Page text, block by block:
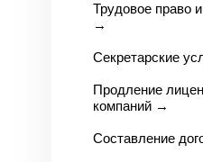
Трудовое право
→
Секретарские
Продление
компаний →
Составление